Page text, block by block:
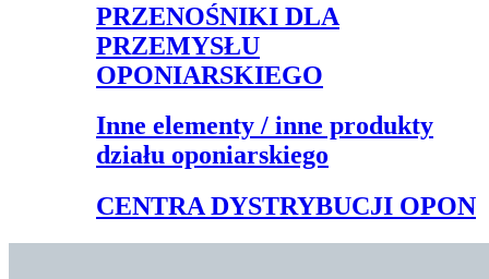
PRZENOŚNIKI DLA
PRZEMYSŁU
OPONIARSKIEGO
Inne elementy / inne produkty
działu oponiarskiego
CENTRA DYSTRYBUCJI OPON